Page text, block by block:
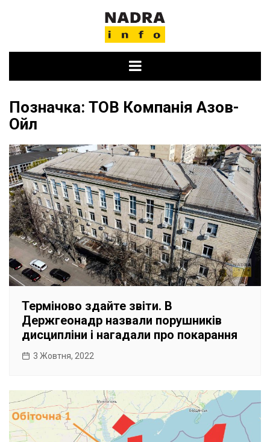
Позначка: ТОВ Компанія Азов-
Ойл
Терміново здайте звіти. В
Держгеонадр назвали порушників
дисципліни і нагадали про покарання
3 Жовтня, 2022